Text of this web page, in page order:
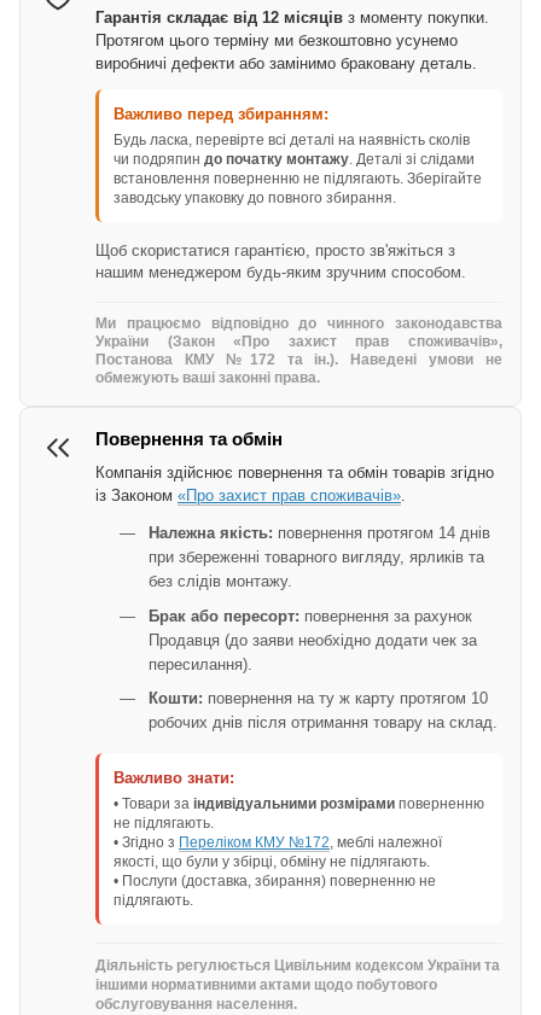
Гарантія складає від 12 місяців з моменту покупки.
Протягом цього терміну ми безкоштовно усунемо
виробничі дефекти або замінимо браковану деталь.
Важливо перед збиранням:
Будь ласка, перевірте всі деталі на наявність сколів
чи подряпин до початку монтажу. Деталі зі слідами
встановлення поверненню не підлягають. Зберігайте
заводську упаковку до повного збирання.
Щоб скористатися гарантією, просто зв'яжіться з
нашим менеджером будь-яким зручним способом.
Ми працюємо відповідно до чинного законодавства
України (Закон «Про захист прав споживачів»,
Постанова КМУ №172 та ін.). Наведені умови не
обмежують ваші законні права.
Повернення та обмін
Компанія здійснює повернення та обмін товарів згідно
із Законом «Про захист прав споживачів».
Належна якість: повернення протягом 14 днів
при збереженні товарного вигляду, ярликів та
без слідів монтажу.
Брак або пересорт: повернення за рахунок
Продавця (до заяви необхідно додати чек за
пересилання).
Кошти: повернення на ту ж карту протягом 10
робочих днів після отримання товару на склад.
Важливо знати:
• Товари за індивідуальними розмірами поверненню
не підлягають.
• Згідно з Переліком КМУ №172, меблі належної
якості, що були у збірці, обміну не підлягають.
• Послуги (доставка, збирання) поверненню не
підлягають.
Діяльність регулюється Цивільним кодексом України та
іншими нормативними актами щодо побутового
обслуговування населення.